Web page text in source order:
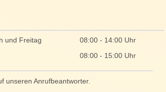
und Freitag
08:00 - 14:00 Uhr
08:00 - 15:00 Uhr
unseren Anrufbeantworter.